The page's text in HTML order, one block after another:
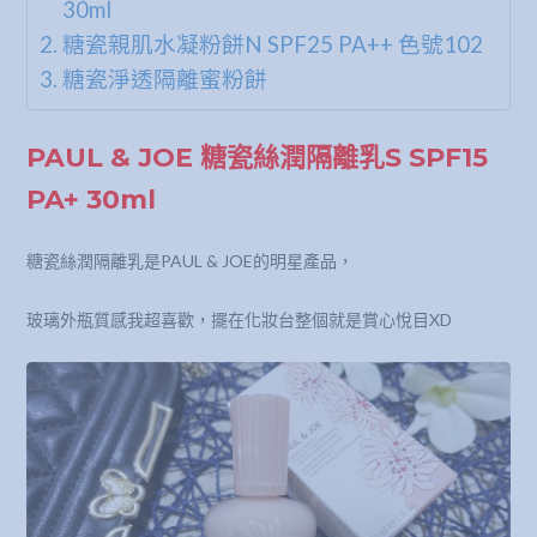
30ml
糖瓷親肌水凝粉餅N SPF25 PA++ 色號102
糖瓷淨透隔離蜜粉餅
PAUL & JOE 糖瓷絲潤隔離乳S SPF15
PA+ 30ml
糖瓷絲潤隔離乳是PAUL & JOE的明星產品，
玻璃外瓶質感我超喜歡，擺在化妝台整個就是賞心悅目XD